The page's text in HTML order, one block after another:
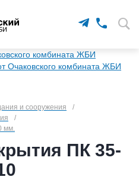
и сооружения
/
/
мм.
ПК 35-